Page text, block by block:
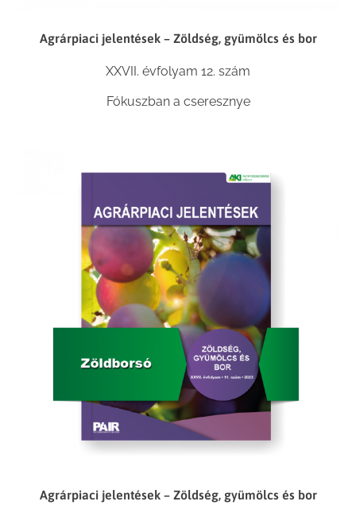
Agrárpiaci jelentések – Zöldség, gyümölcs és bor
XXVII. évfolyam 12. szám
Fókuszban a cseresznye
Agrárpiaci jelentések – Zöldség, gyümölcs és bor